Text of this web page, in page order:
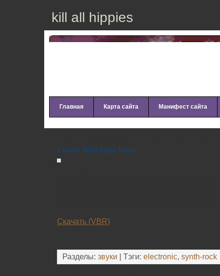
kill all hippies
Главная Карта сайта Манифест сайта
8 июня 2009 hippy friend
Скачать (VBR)
Разделы: звуки | Тэги: electronic, synth-rock